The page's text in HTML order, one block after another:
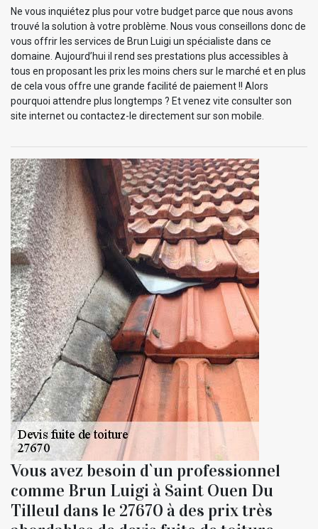
Ne vous inquiétez plus pour votre budget parce que nous avons
trouvé la solution à votre problème. Nous vous conseillons donc de
vous offrir les services de Brun Luigi un spécialiste dans ce
domaine. Aujourd’hui il rend ses prestations plus accessibles à
tous en proposant les prix les moins chers sur le marché et en plus
de cela vous offre une grande facilité de paiement !! Alors
pourquoi attendre plus longtemps ? Et venez vite consulter son
site internet ou contactez-le directement sur son mobile.
Vous avez besoin d`un professionnel
comme Brun Luigi à Saint Ouen Du
Tilleul dans le 27670 à des prix très